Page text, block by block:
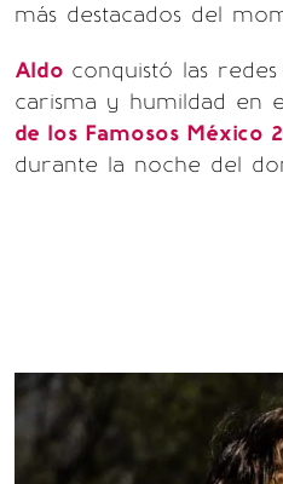
más destacados del
Aldo conquistó las
carisma y humildad en
de los Famosos México
durante la noche del